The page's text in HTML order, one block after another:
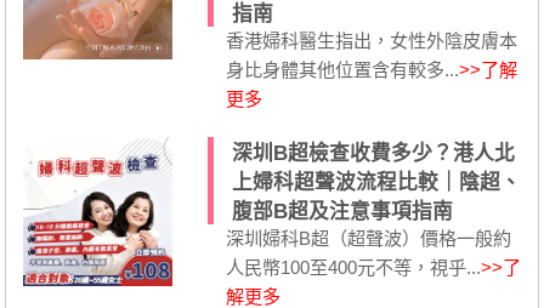
指南
香港婦科醫生指出，女性外陰皮膚本
身比身體其他位置含有較多...>>了解
更多
深圳B超檢查收費多少？港人北
上婦科超聲波流程比較｜陰超、
腹部B超及注意事項指南
深圳婦科B超（超聲波）價格一般約
人民幣100至400元不等，視乎...>>了
解更多